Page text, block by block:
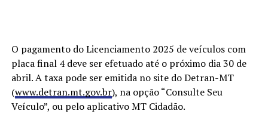
O pagamento do Licenciamento 2025 de veículos com
placa final 4 deve ser efetuado até o próximo dia 30 de
abril. A taxa pode ser emitida no site do Detran-MT
(www.detran.mt.gov.br), na opção “Consulte Seu
Veículo”, ou pelo aplicativo MT Cidadão.